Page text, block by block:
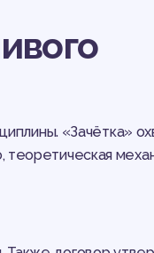
«Зачётка»